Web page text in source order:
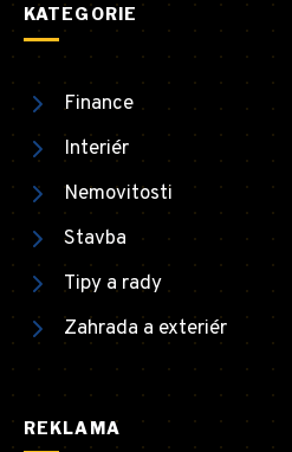
KATEGORIE
Finance
Interiér
Nemovitosti
Stavba
Tipy a rady
Zahrada a exteriér
REKLAMA